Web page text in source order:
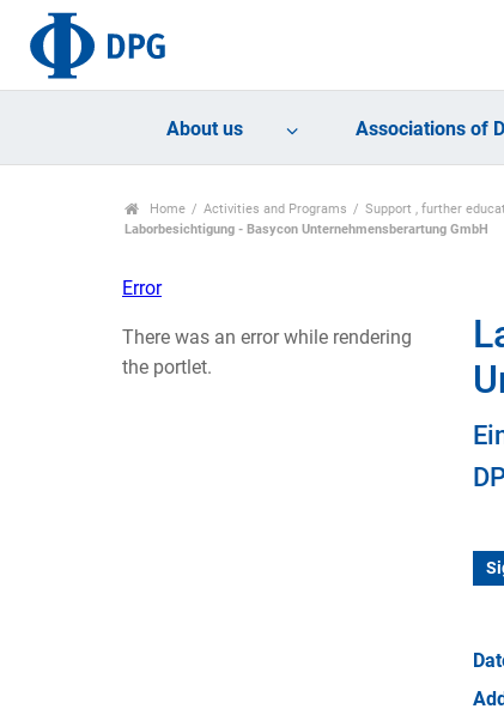
About us Associations of
Home Activities and Programs Support , further
Laborbesichtigung - Basycon Unternehmensberartung GmbH
Error
There was an error while rendering
the portlet.